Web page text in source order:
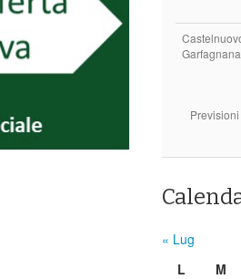
Garfagnana
« Lug
L
M